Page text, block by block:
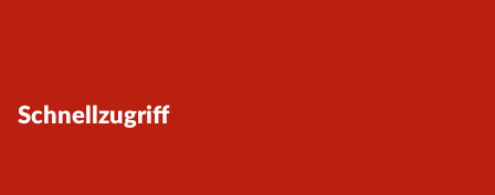
Schnellzugriff